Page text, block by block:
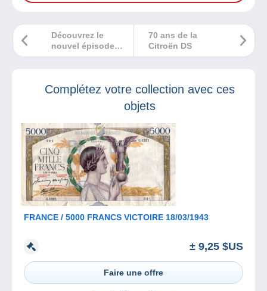
70 ans de la
Citroën DS
Découvrez le
nouvel épisode
des News de la
Complétez votre collection avec ces
objets
FRANCE / 5000 FRANCS VICTOIRE 18/03/1943
± 9,25 $US
Faire une offre